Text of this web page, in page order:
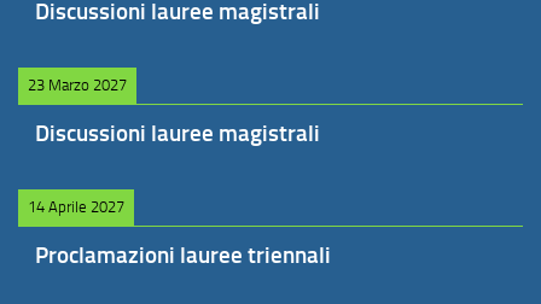
Discussioni lauree magistrali
23 Marzo 2027
Discussioni lauree magistrali
14 Aprile 2027
Proclamazioni lauree triennali